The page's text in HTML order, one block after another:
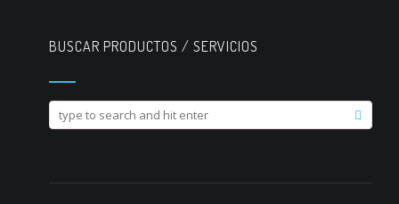
BUSCAR PRODUCTOS / SERVICIOS